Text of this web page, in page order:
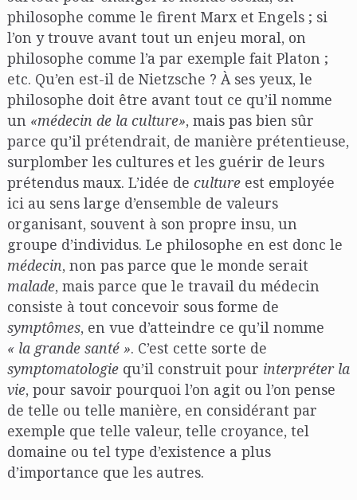
philosophe comme le firent Marx et Engels ; si
l’on y trouve avant tout un enjeu moral, on
philosophe comme l’a par exemple fait Platon ;
etc. Qu’en est-il de Nietzsche ? À ses yeux, le
philosophe doit être avant tout ce qu’il nomme
un «médecin de la culture», mais pas bien sûr
parce qu’il prétendrait, de manière prétentieuse,
surplomber les cultures et les guérir de leurs
prétendus maux. L’idée de cultureest employée
ici au sens large d’ensemble de valeurs
organisant, souvent à son propre insu, un
groupe d’individus. Le philosophe en est donc le
médecin, non pas parce que le monde serait
malade, mais parce que le travail du médecin
consiste à tout concevoir sous forme de
symptômes, en vue d’atteindre ce qu’il nomme
« la grande santé ». C’est cette sorte de
symptomatologiequ’il construit pour interpréter la
vie, pour savoir pourquoi l’on agit ou l’on pense
de telle ou telle manière, en considérant par
exemple que telle valeur, telle croyance, tel
domaine ou tel type d’existence a plus
d’importance que les autres.